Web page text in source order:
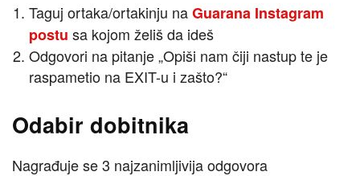
Taguj ortaka/ortakinju naGuarana Instagram
postu sa kojom želiš da ideš
Odgovori na pitanje „Opiši nam čiji nastup te je
raspametio na EXIT-u i zašto?“
Odabir dobitnika
Nagrađuje se 3 najzanimljivija odgovora